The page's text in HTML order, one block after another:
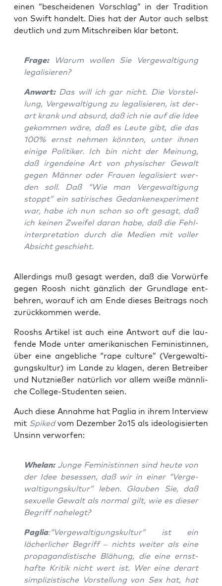
einen “beschei­de­nen Vor­schlag” in der Tra­di­ti­on
von Swift han­delt. Dies hat der Autor auch selbst
deut­lich und zum Mit­schrei­ben klar betont.
Fra­ge:
War­um wol­len Sie Ver­ge­wal­ti­gung
legalisieren?
Anwort: Das will ich gar nicht. Die Vor­stel­
lung, Ver­ge­wal­ti­gung zu lega­li­sie­ren, ist der­
art krank und absurd, daß ich nie auf die Idee
gekom­men wäre, daß es Leu­te gibt, die das
100% ernst neh­men könn­ten, unter ihnen
eini­ge Poli­ti­ker. Ich bin nicht der Mei­nung,
daß irgend­ei­ne Art von phy­si­scher Gewalt
gegen Män­ner oder Frau­en lega­li­siert wer­
den soll. Daß “Wie man Ver­ge­wal­ti­gung
stoppt” ein sati­ri­sches Gedan­ken­ex­pe­ri­ment
war, habe ich nun schon so oft gesagt, daß
ich kei­nen Zwei­fel dar­an habe, daß die Fehl­
in­ter­pre­ta­ti­on durch die Medi­en mit vol­ler
Absicht geschieht.
Aller­dings muß gesagt wer­den, daß die Vor­wür­fe
gegen Roosh nicht gänz­lich der Grund­la­ge ent­
beh­ren, wor­auf ich am Ende die­ses Bei­trags noch
zurück­kom­men werde.
Rooshs Arti­kel ist auch eine Ant­wort auf die lau­
fen­de Mode unter ame­ri­ka­ni­schen Femi­nis­tin­nen,
über eine angeb­li­che “rape cul­tu­re” (Ver­ge­wal­ti­
gungs­kul­tur) im Lan­de zu kla­gen, deren Betrei­ber
und Nutz­nie­ßer natür­lich vor allem wei­ße männ­li­
che Col­lege-Stu­den­ten seien.
Auch die­se Annah­me hat Paglia in ihrem Inter­view
mit Spik­edvom Dezem­ber 2o15 als ideo­lo­gi­sier­ten
Unsinn verworfen:
Whel­an: Jun­ge Femi­nis­tin­nen sind heu­te von
der Idee beses­sen, daß wir in einer “Ver­ge­
wal­ti­gungs­kul­tur” leben. Glau­ben Sie, daß
sexu­el­le Gewalt als nor­mal gilt, wie es die­ser
Begriff nahelegt?
Paglia:“Ver­ge­wal­ti­gungs­kul­tur” ist ein
lächer­li­cher Begriff – nichts wei­ter als eine
pro­pa­gan­dis­ti­sche Blä­hung, die eine ernst­
haf­te Kri­tik nicht wert ist. Wer eine der­art
sim­pli­zis­ti­sche Vor­stel­lung von Sex hat, hat